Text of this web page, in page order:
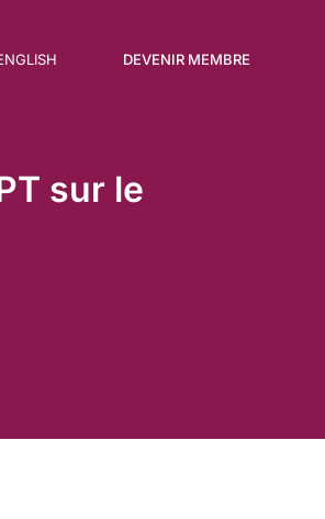
DEVENIR MEMBRE
sur le